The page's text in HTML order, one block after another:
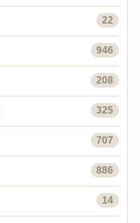
22
946
208
325
707
886
14